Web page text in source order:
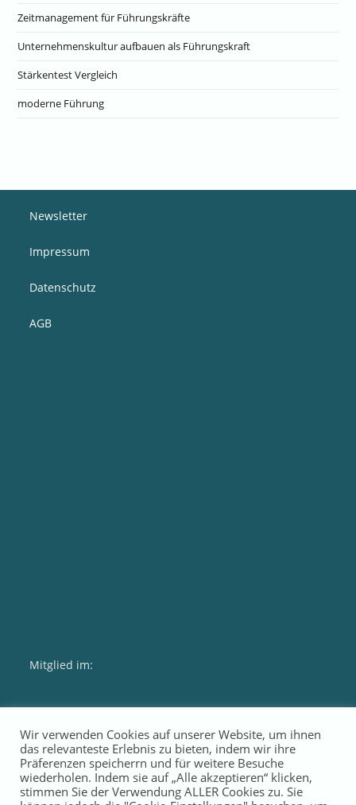
Zeitmanagement für Führungskräfte
Unternehmenskultur aufbauen als Führungskraft
Stärkentest Vergleich
moderne Führung
Newsletter
Impressum
Datenschutz
AGB
Mitglied im:
Wir verwenden Cookies auf unserer Website, um ihnen
das relevanteste Erlebnis zu bieten, indem wir ihre
Präferenzen speicherrn und für weitere Besuche
wiederholen. Indem sie auf „Alle akzeptieren“ klicken,
stimmen Sie der Verwendung ALLER Cookies zu. Sie